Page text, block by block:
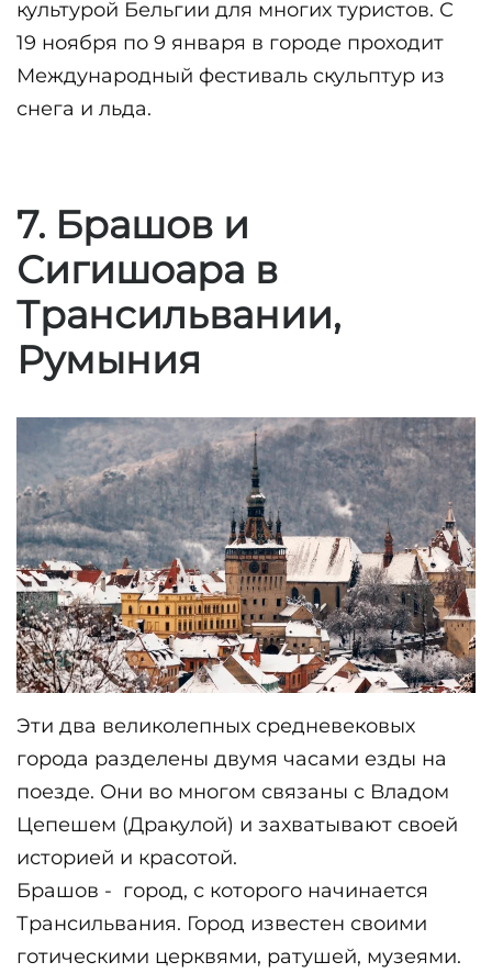
культурой Бельгии для многих туристов. С
19 ноября по 9 января в городе проходит
Международный фестиваль скульптур из
снега и льда.
7. Брашов и
Сигишоара в
Трансильвании,
Румыния
Эти два великолепных средневековых
города разделены двумя часами езды на
поезде. Они во многом связаны с Владом
Цепешем (Дракулой) и захватывают своей
историей и красотой.
Брашов -  город, с которого начинается
Трансильвания. Город известен своими
готическими церквями, ратушей, музеями.